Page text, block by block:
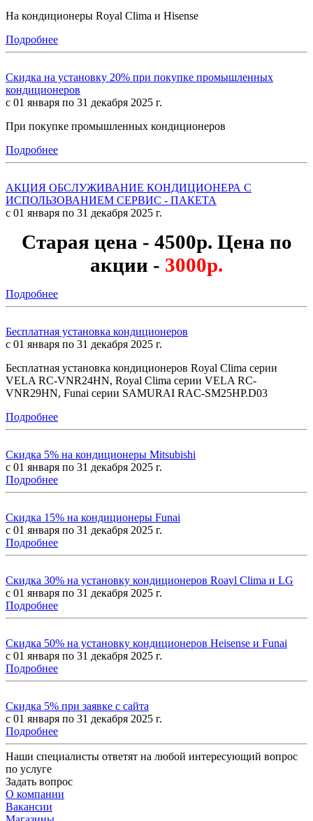
На кондиционеры Royal Clima и Hisense
Подробнее
Скидка на установку 20% при покупке промышленных
кондиционеров
с 01 января по 31 декабря 2025 г.
При покупке промышленных кондиционеров
Подробнее
АКЦИЯ ОБСЛУЖИВАНИЕ КОНДИЦИОНЕРА С
ИСПОЛЬЗОВАНИЕМ СЕРВИС - ПАКЕТА
с 01 января по 31 декабря 2025 г.
Старая цена - 4500р. Цена по
акции - 3000р.
Подробнее
Бесплатная установка кондиционеров
с 01 января по 31 декабря 2025 г.
Бесплатная установка кондиционеров Royal Clima серии
VELA RC-VNR24HN, Royal Clima серии VELA RC-
VNR29HN, Funai серии SAMURAI RAC-SM25HP.D03
Подробнее
Скидка 5% на кондиционеры Mitsubishi
с 01 января по 31 декабря 2025 г.
Подробнее
Скидка 15% на кондиционеры Funai
с 01 января по 31 декабря 2025 г.
Подробнее
Скидка 30% на установку кондиционеров Roayl Clima и LG
с 01 января по 31 декабря 2025 г.
Подробнее
Скидка 50% на установку кондиционеров Heisense и Funai
с 01 января по 31 декабря 2025 г.
Подробнее
Скидка 5% при заявке с сайта
с 01 января по 31 декабря 2025 г.
Подробнее
Наши специалисты ответят на любой интересующий вопрос
по услуге
Задать вопрос
О компании
Вакансии